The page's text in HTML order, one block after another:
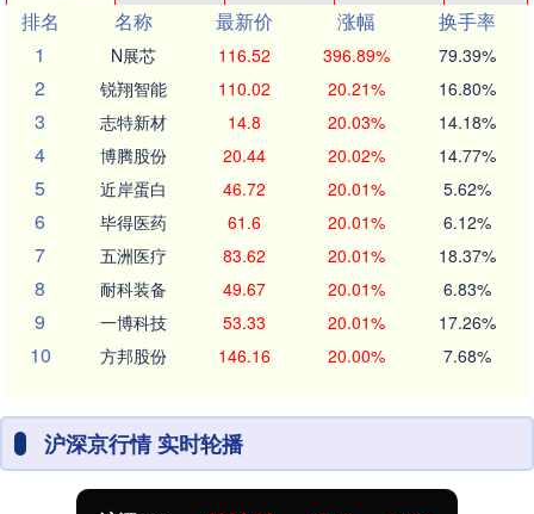
排名
名称 最新价 涨幅
换手率
1
N展芯 116.52 396.89% 79.39%
2 锐翔智能 110.02 20.21% 16.80%
3 志特新材 14.8 20.03% 14.18%
4 博腾股份 20.44 20.02% 14.77%
5 近岸蛋白 46.72 20.01% 5.62%
6 毕得医药 61.6 20.01% 6.12%
7 五洲医疗 83.62 20.01% 18.37%
8 耐科装备 49.67 20.01% 6.83%
9 一博科技 53.33 20.01% 17.26%
10 方邦股份 146.16 20.00% 7.68%
沪深京行情 实时轮播